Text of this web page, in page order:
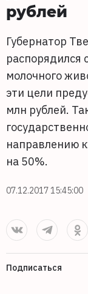
рублей
Губернатор
распорядился
молочного
эти цели
млн рублей.
направлению
на 50%.
07.12.2017 15:45:00
Подписаться